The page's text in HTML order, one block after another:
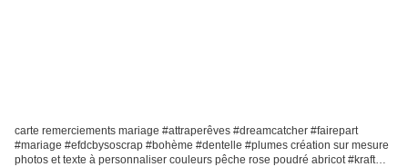
carte remerciements mariage #attraperêves #dreamcatcher #fairepart
#mariage #efdcbysoscrap #bohème #dentelle #plumes création sur mesure
photos et texte à personnaliser couleurs pêche rose poudré abricot #kraft